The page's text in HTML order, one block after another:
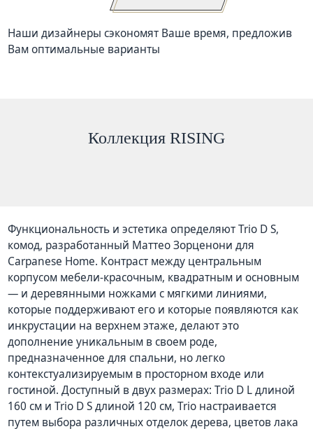
Наши дизайнеры сэкономят Ваше время, предложив
Вам оптимальные варианты
Коллекция RISING
Функциональность и эстетика определяют Trio D S,
комод, разработанный Маттео Зорценони для
Carpanese Home. Контраст между центральным
корпусом мебели-красочным, квадратным и основным
— и деревянными ножками с мягкими линиями,
которые поддерживают его и которые появляются как
инкрустации на верхнем этаже, делают это
дополнение уникальным в своем роде,
предназначенное для спальни, но легко
контекстуализируемым в просторном входе или
гостиной. Доступный в двух размерах: Trio D L длиной
160 см и Trio D S длиной 120 см, Trio настраивается
путем выбора различных отделок дерева, цветов лака